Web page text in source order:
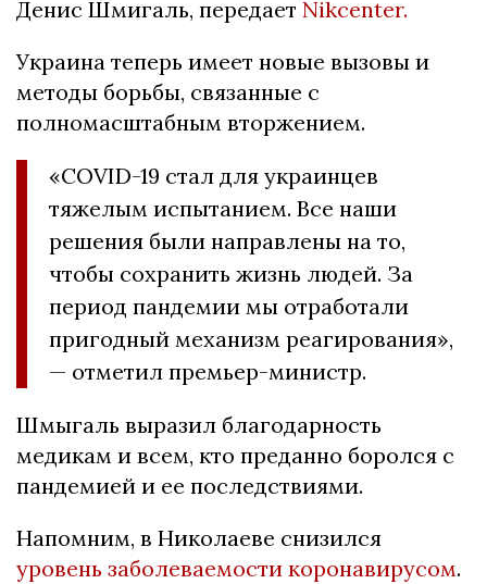
Денис Шмигаль, передает Nikcenter.
Украина теперь имеет новые вызовы и
методы борьбы, связанные с
полномасштабным вторжением.
«COVID-19 стал для украинцев
тяжелым испытанием. Все наши
решения были направлены на то,
чтобы сохранить жизнь людей. За
период пандемии мы отработали
пригодный механизм реагирования»,
— отметил премьер-министр.
Шмыгаль выразил благодарность
медикам и всем, кто преданно боролся с
пандемией и ее последствиями.
Напомним, в Николаеве снизился
уровень заболеваемости коронавирусом.